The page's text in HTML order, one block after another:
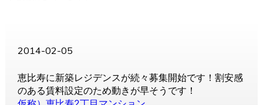
2014-02-05
恵比寿に新築レジデンスが続々募集開始です！割安感
のある賃料設定のため動きが早そうです！